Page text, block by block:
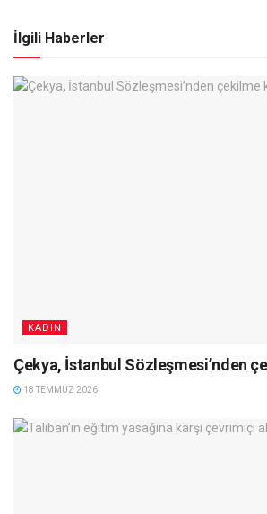
İlgili Haberler
KADIN
Çekya, İstanbul Sözleşmesi’nden
18 TEMMUZ 2026